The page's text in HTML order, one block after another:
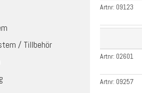
/ Tillbehör
Artnr: 09123
Artnr: 02601
Artnr: 09257